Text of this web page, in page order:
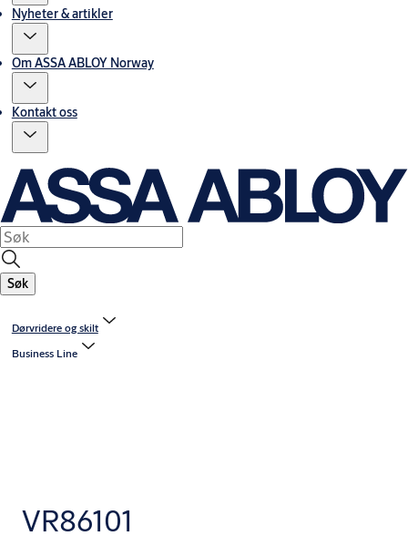
Nyheter & artikler
Om ASSA ABLOY Norway
Kontakt oss
Søk
Dørvridere og skilt
Business Line
VR86101